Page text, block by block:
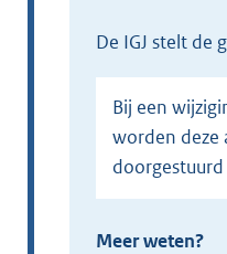
de IGJ stelt
Bij een wijziging van de gegevens
worden deze
doorgestuurd
Meer weten?